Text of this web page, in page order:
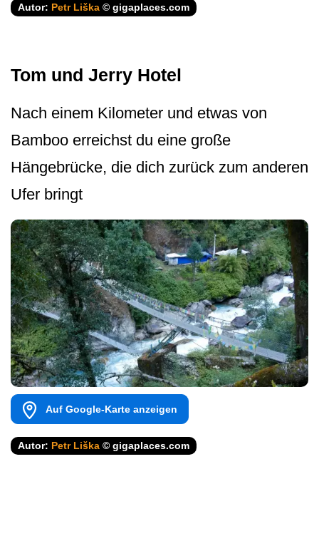
Autor: Petr Liška © gigaplaces.com
Tom und Jerry Hotel
Nach einem Kilometer und etwas von
Bamboo erreichst du eine große
Hängebrücke, die dich zurück zum anderen
Ufer bringt
Auf Google-Karte anzeigen
Autor: Petr Liška © gigaplaces.com